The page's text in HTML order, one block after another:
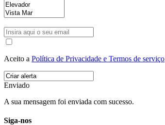
Aceito a Política de Privacidade e Termos de serviço
Enviado
A sua mensagem foi enviada com sucesso.
Siga-nos